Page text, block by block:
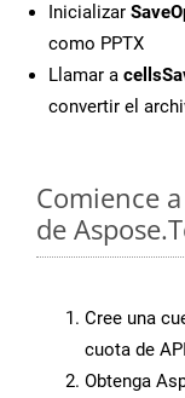
Inicializar
como PPTX
Llamar a
convertir el
Comience
de
Cree una
cuota de
Obtenga